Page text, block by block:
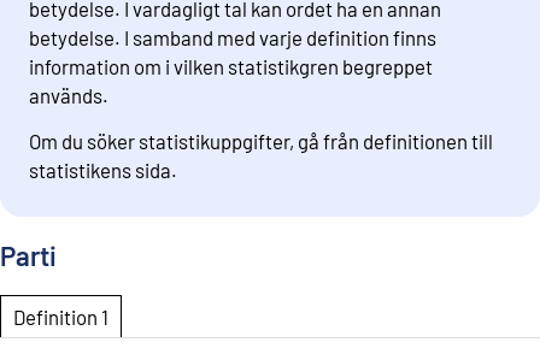
betydelse. I vardagligt tal kan ordet ha en annan
betydelse. I samband med varje definition finns
information om i vilken statistikgren begreppet
används.
Om du söker statistikuppgifter, gå från definitionen till
statistikens sida.
Parti
Definition 1